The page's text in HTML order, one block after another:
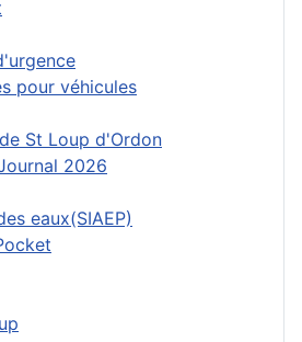
pour véhicules
St Loup d'Ordon
2026
eaux(SIAEP)